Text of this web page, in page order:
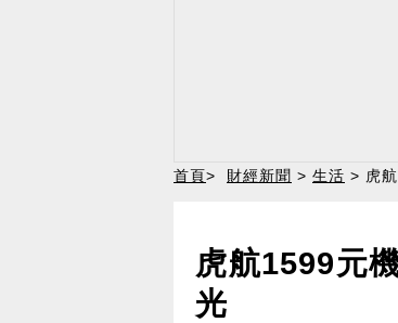
首頁> 財經新聞 > 生活 > 虎
虎航1599元
光